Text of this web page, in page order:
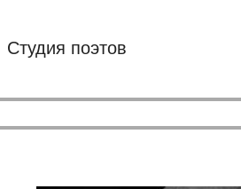
Студия поэтов